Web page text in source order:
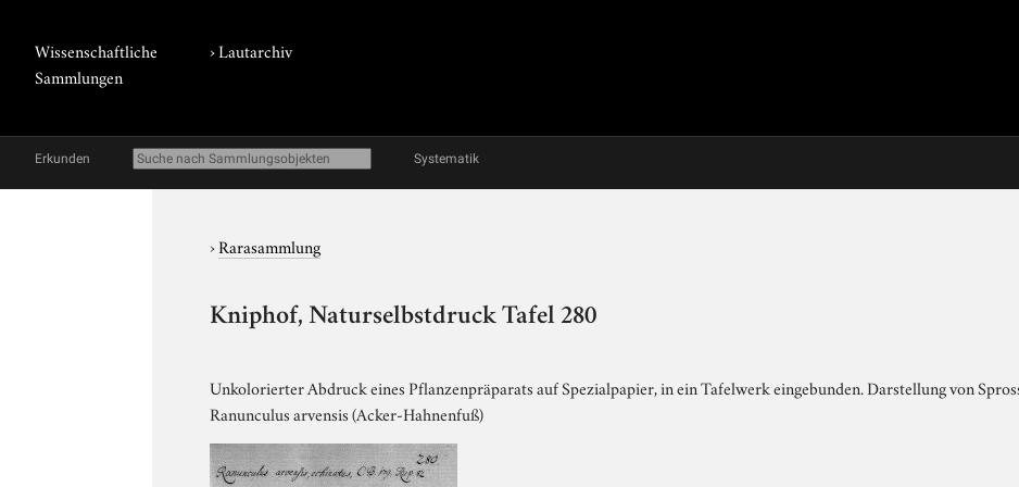
Wissenschaftliche
Sammlungen
›Lautarchiv
Erkunden Systematik
›Rarasammlung
Kniphof, Naturselbstdruck Tafel 280
Unkolorierter Abdruck eines Pflanzenpräparats auf Spezialpapier, in ein Tafelwerk eingebunden. Darstellung von
Ranunculus arvensis (Acker-Hahnenfuß)